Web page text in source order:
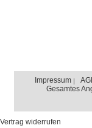
Impressum
Gesamtes
Vertrag widerrufen